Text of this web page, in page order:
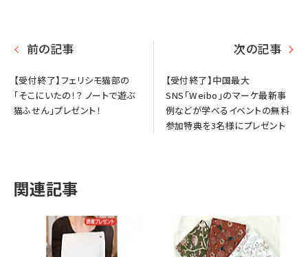
前の記事
【受付終了】フェリシモ猫部の
「そこにいたの！？ ノートで遊ぶ
猫ふせん」プレゼント！
次の記事
【受付終了】中国最大
SNS「Weibo」のマーケ最新事
例などが学べるイベントの無料
参加特典を3名様にプレゼント
関連記事